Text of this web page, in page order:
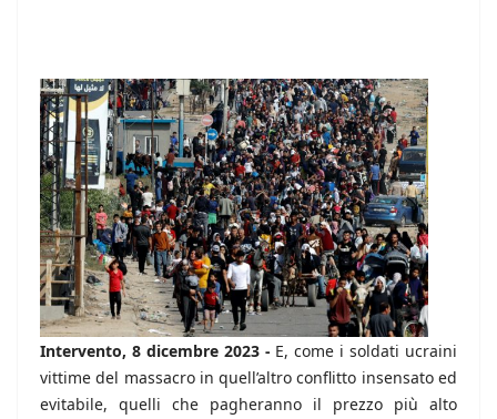
Intervento, 8 dicembre 2023 - E, come i soldati ucraini
vittime del massacro in quell’altro conflitto insensato ed
evitabile, quelli che pagheranno il prezzo più alto